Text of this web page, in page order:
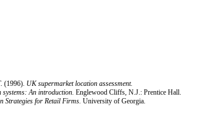
(1996). UK supermarket location assessment.
An introduction. Englewood Cliffs, N.J.: Prentice Hall.
Strategies for Retail Firms. University of Georgia.